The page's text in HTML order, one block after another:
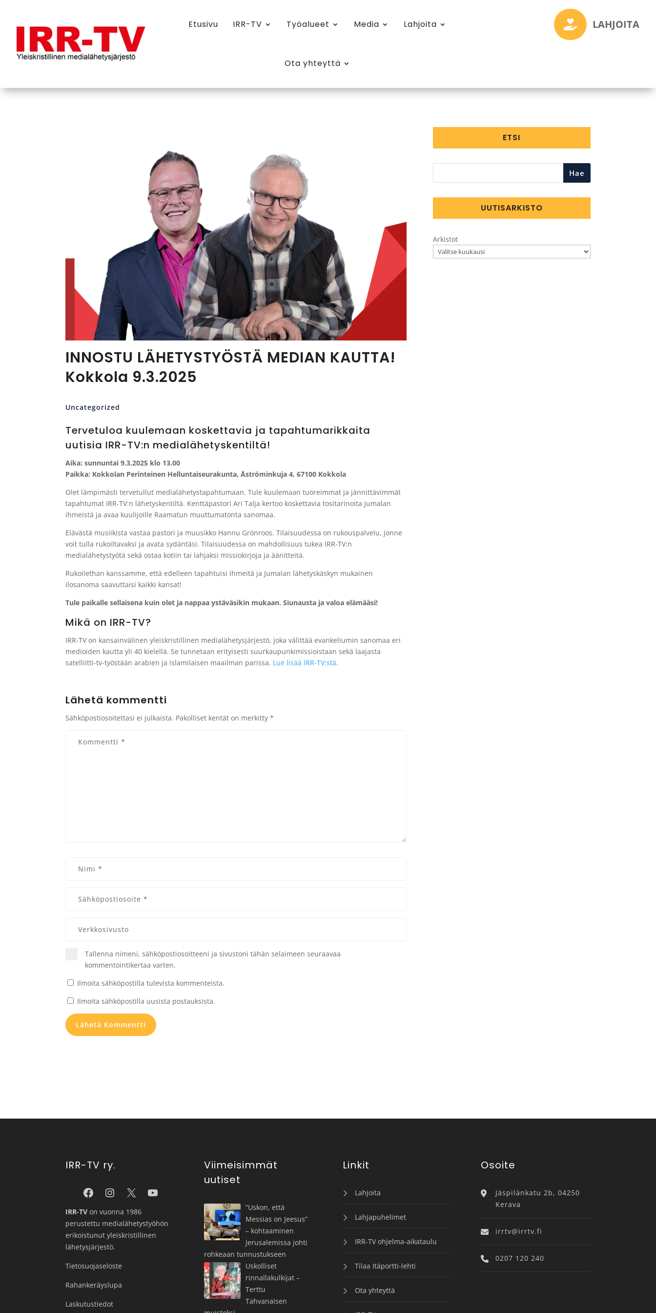
Etusivu IRR-TV Työalueet Media Lahjoita
Ota yhteyttä
 LAHJOITA
INNOSTU LÄHETYSTYÖSTÄ MEDIAN KAUTTA!
Kokkola 9.3.2025
Uncategorized
Tervetuloa kuulemaan koskettavia ja tapahtumarikkaita
uutisia IRR-TV:n medialähetyskentiltä!
Aika: sunnuntai 9.3.2025 klo 13.00
Paikka: Kokkolan Perinteinen Helluntaiseurakunta,Åströminkuja 4, 67100 Kokkola
Olet lämpimästi tervetullut medialähetystapahtumaan. Tule kuulemaan tuoreimmat ja jännittävimmät
tapahtumat IRR-TV:n lähetyskentiltä. Kenttäpastori Ari Talja kertoo koskettavia tositarinoita Jumalan
ihmeistä ja avaa kuulijoille Raamatun muuttumatonta sanomaa.
Elävästä musiikista vastaa pastori ja muusikko Hannu Grönroos. Tilaisuudessa on rukouspalvelu, jonne
voit tulla rukoiltavaksi ja avata sydäntäsi. Tilaisuudessa on mahdollisuus tukea IRR-TV:n
medialähetystyötä sekä ostaa kotiin tai lahjaksi missiokirjoja ja äänitteitä.
Rukoilethan kanssamme, että edelleen tapahtuisi ihmeitä ja Jumalan lähetyskäskyn mukainen
ilosanoma saavuttaisi kaikki kansat!
Tule paikalle sellaisena kuin olet ja nappaa ystäväsikin mukaan. Siunausta ja valoa elämääsi!
Mikä on IRR-TV?
IRR-TV on kansainvälinen yleiskristillinen medialähetysjärjestö, joka välittää evankeliumin sanomaa eri
medioiden kautta yli 40 kielellä. Se tunnetaan erityisesti suurkaupunkimissioistaan sekä laajasta
satelliitti-tv-työstään arabien ja islamilaisen maailman parissa. Lue lisää IRR-TV:stä.
Lähetä kommentti
Sähköpostiosoitettasi ei julkaista. Pakolliset kentät on merkitty*
Tallenna nimeni, sähköpostiosoitteeni ja sivustoni tähän selaimeen seuraavaa
kommentointikertaa varten.
Ilmoita sähköpostilla tulevista kommenteista.
Ilmoita sähköpostilla uusista postauksista.
ETSI
Hae
UUTISARKISTO
Arkistot
IRR-TV ry.
IRR-TV on vuonna 1986
perustettu medialähetystyöhön
erikoistunut yleiskristillinen
lähetysjärjestö.
Tietosuojaseloste
Rahankeräyslupa
Laskutustiedot
Viimeisimmät
uutiset
”Uskon, että
Messias on Jeesus”
– kohtaaminen
Jerusalemissa johti
rohkeaan tunnustukseen
Uskolliset
rinnallakulkijat –
Terttu
Tahvanaisen
Linkit
Lahjoita
Lahjapuhelimet
IRR-TV ohjelma-aikataulu
Tilaa Itäportti-lehti
Ota yhteyttä
Osoite
Jäspilänkatu 2b, 04250
Kerava
irrtv@irrtv.fi
0207 120 240